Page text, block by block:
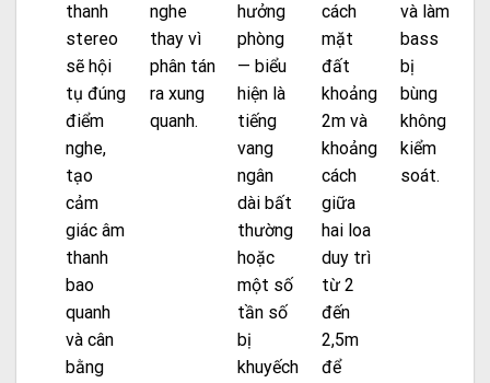
thanh
stereo
sẽ hội
tụ đúng
điểm
nghe,
tạo
cảm
giác âm
thanh
bao
quanh
và cân
bằng
nghe
thay vì
phân tán
ra xung
quanh.
hưởng
phòng
— biểu
hiện là
tiếng
vang
ngân
dài bất
thường
hoặc
một số
tần số
bị
khuyếch
cách
mặt
đất
khoảng
2m và
khoảng
cách
giữa
hai loa
duy trì
từ 2
đến
2,5m
để
và làm
bass
bị
bùng
không
kiểm
soát.